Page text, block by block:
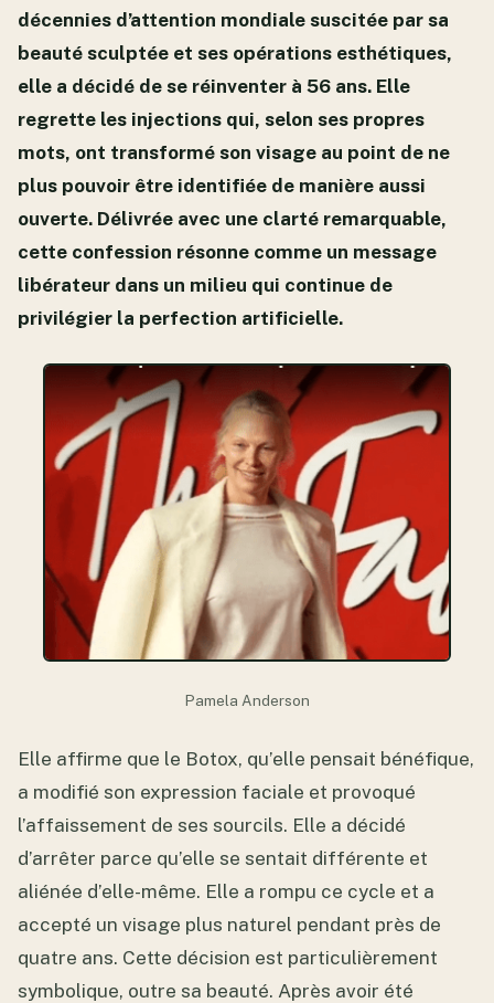
décennies d’attention mondiale suscitée par sa
beauté sculptée et ses opérations esthétiques,
elle a décidé de se réinventer à 56 ans. Elle
regrette les injections qui, selon ses propres
mots, ont transformé son visage au point de ne
plus pouvoir être identifiée de manière aussi
ouverte. Délivrée avec une clarté remarquable,
cette confession résonne comme un message
libérateur dans un milieu qui continue de
privilégier la perfection artificielle.
Pamela Anderson
Elle affirme que le Botox, qu’elle pensait bénéfique,
a modifié son expression faciale et provoqué
l’affaissement de ses sourcils. Elle a décidé
d’arrêter parce qu’elle se sentait différente et
aliénée d’elle-même. Elle a rompu ce cycle et a
accepté un visage plus naturel pendant près de
quatre ans. Cette décision est particulièrement
symbolique, outre sa beauté. Après avoir été